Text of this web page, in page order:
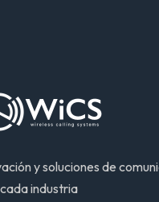
y soluciones de
industria